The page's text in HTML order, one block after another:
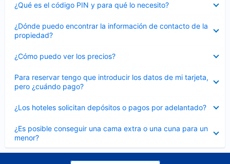
¿Qué es el código PIN y para qué lo necesito?
cerrado
¿Dónde puedo encontrar la información de contacto de la
propiedad?
cerrado
¿Cómo puedo ver los precios?
cerrado
Para reservar tengo que introducir los datos de mi tarjeta,
pero ¿cuándo pago?
cerrado
¿Los hoteles solicitan depósitos o pagos por adelantado?
cerrado
¿Es posible conseguir una cama extra o una cuna para un
menor?
cerrado